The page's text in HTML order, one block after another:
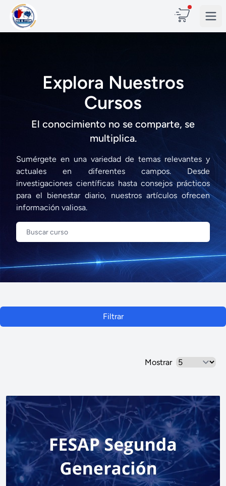
Explora Nuestros
Cursos
El conocimiento no se comparte, se
multiplica.
Sumérgete en una variedad de temas relevantes y
actuales en diferentes campos. Desde
investigaciones científicas hasta consejos prácticos
para el bienestar diario, nuestros artículos ofrecen
información valiosa.
Filtrar
Mostrar